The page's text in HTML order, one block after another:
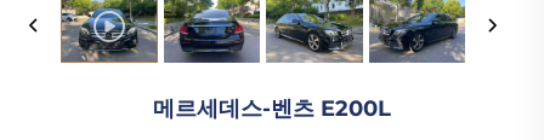
메르세데스-벤츠 E200L